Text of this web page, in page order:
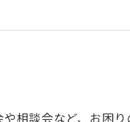
相談会など、お困